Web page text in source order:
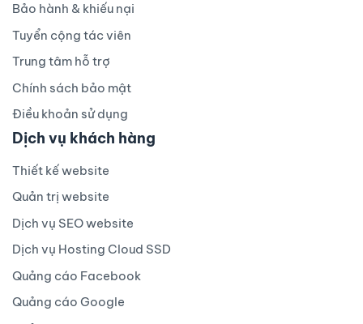
Bảo hành & khiếu nại
Tuyển cộng tác viên
Trung tâm hỗ trợ
Chính sách bảo mật
Điều khoản sử dụng
Dịch vụ khách hàng
Thiết kế website
Quản trị website
Dịch vụ SEO website
Dịch vụ Hosting Cloud SSD
Quảng cáo Facebook
Quảng cáo Google